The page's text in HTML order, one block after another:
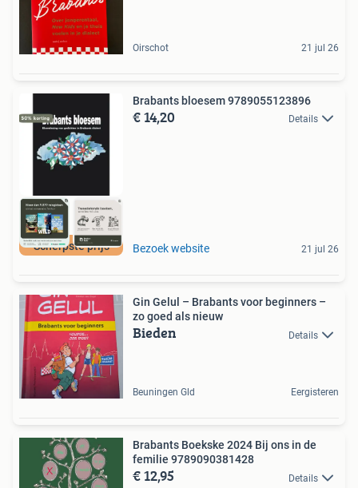
Oirschot 21 jul 26
Scherpste prijs
Brabants bloesem 9789055123896
€ 14,20 Details
Bezoek website 21 jul 26
Gin Gelul – Brabants voor beginners –
zo goed als nieuw
Bieden Details
Beuningen Gld Eergisteren
Brabants Boekske 2024 Bij ons in de
femilie 9789090381428
€ 12,95 Details